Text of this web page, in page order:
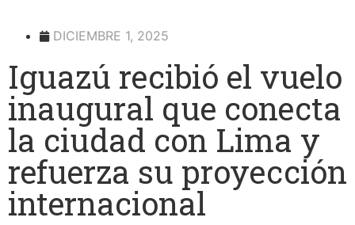
DICIEMBRE 1, 2025
Iguazú recibió el vuelo
inaugural que conecta
la ciudad con Lima y
refuerza su proyección
internacional